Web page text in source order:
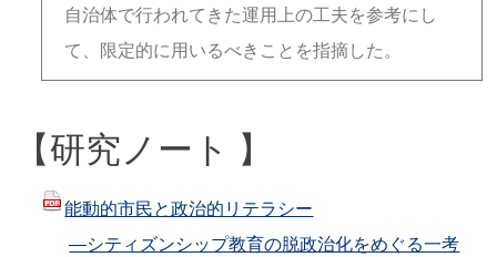
自治体で行われてきた運用上の工夫を参考にし
て、限定的に用いるべきことを指摘した。
【研究ノート 】
能動的市民と政治的リテラシー
―シティズンシップ教育の脱政治化をめぐる一考